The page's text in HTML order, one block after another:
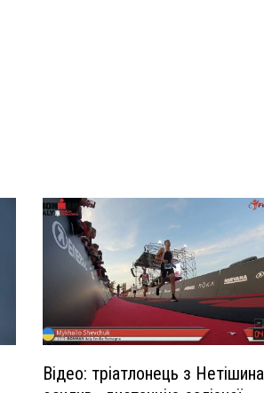
Відео: тріатлонець з Нетішина